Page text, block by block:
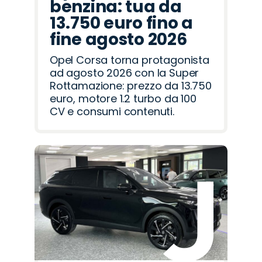
benzina: tua da
13.750 euro fino a
fine agosto 2026
Opel Corsa torna protagonista
ad agosto 2026 con la Super
Rottamazione: prezzo da 13.750
euro, motore 1.2 turbo da 100
CV e consumi contenuti.